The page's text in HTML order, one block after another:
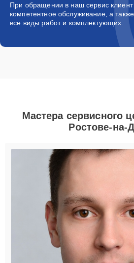
При обращении в наш сервис клиент
компетентное обслуживание, а
все виды работ и комплектующих.
Мастера сервисного
Ростове-на-